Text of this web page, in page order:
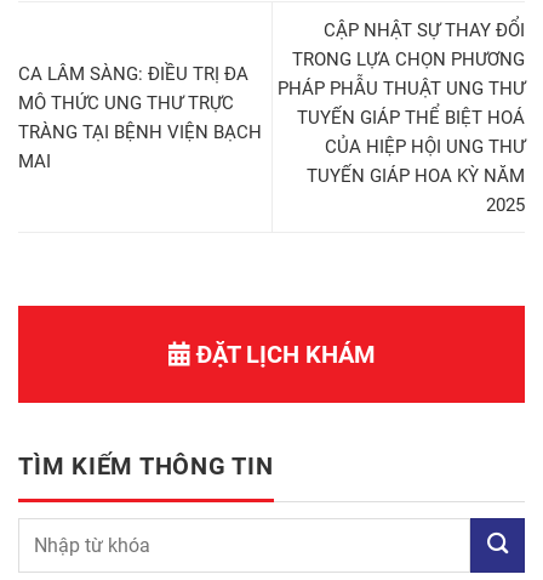
CA LÂM SÀNG: ĐIỀU TRỊ ĐA
MÔ THỨC UNG THƯ TRỰC
TRÀNG TẠI BỆNH VIỆN BẠCH
MAI
CẬP NHẬT SỰ THAY ĐỔI
TRONG LỰA CHỌN PHƯƠNG
PHÁP PHẪU THUẬT UNG THƯ
TUYẾN GIÁP THỂ BIỆT HOÁ
CỦA HIỆP HỘI UNG THƯ
TUYẾN GIÁP HOA KỲ NĂM
2025
ĐẶT LỊCH KHÁM
TÌM KIẾM THÔNG TIN